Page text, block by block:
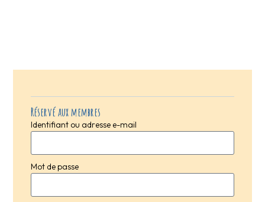
Réservé aux membres
Identifiant ou adresse e-mail
Mot de passe